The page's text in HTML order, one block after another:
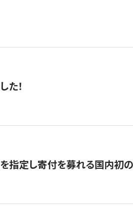
た！
指定し寄付を募れる国内初の